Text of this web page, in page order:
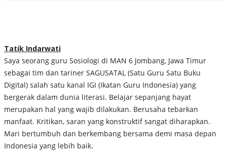
Tatik Indarwati
Saya seorang guru Sosiologi di MAN 6 Jombang, Jawa Timur
sebagai tim dan tariner SAGUSATAL (Satu Guru Satu Buku
Digital) salah satu kanal IGI (Ikatan Guru Indonesia) yang
bergerak dalam dunia literasi. Belajar sepanjang hayat
merupakan hal yang wajib dilakukan. Berusaha tebarkan
manfaat. Kritikan, saran yang konstruktif sangat diharapkan.
Mari bertumbuh dan berkembang bersama demi masa depan
Indonesia yang lebih baik.